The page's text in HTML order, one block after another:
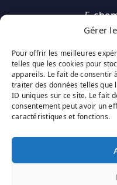
Gérer
Pour offrir les meilleures
telles que les cookies pour
appareils. Le fait de consentir
traiter des données telles que
ID uniques sur ce site. Le fait
consentement peut avoir un
caractéristiques et fonctions.
5